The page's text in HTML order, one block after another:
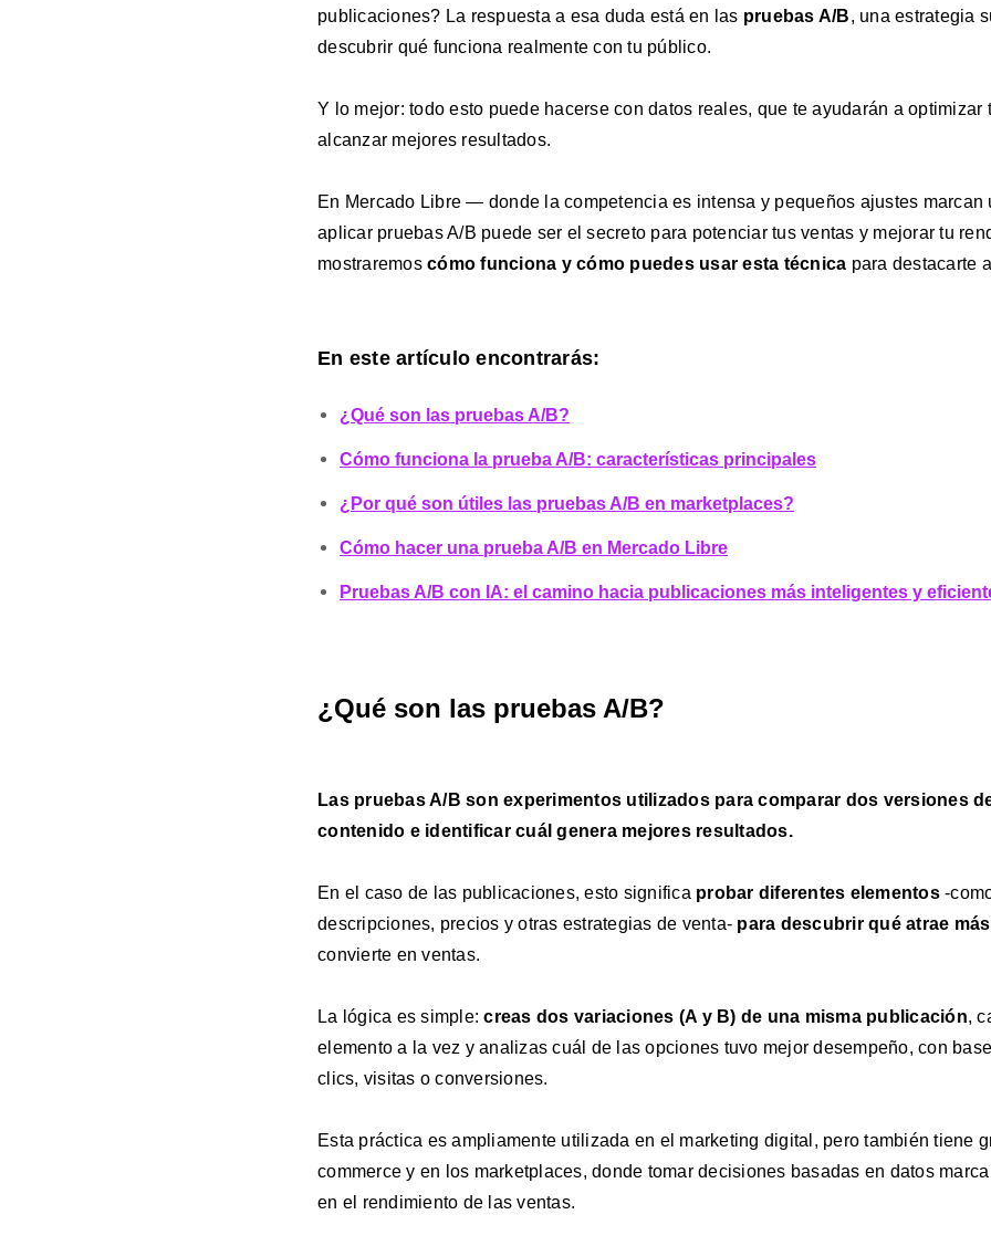
publicaciones? La respuesta a esa duda está en las pruebas A/B, una estrategia
descubrir qué funciona realmente con tu público.
Y lo mejor: todo esto puede hacerse con datos reales, que te ayudarán a optimizar
alcanzar mejores resultados.
En Mercado Libre — donde la competencia es intensa y pequeños ajustes
aplicar pruebas A/B puede ser el secreto para potenciar tus ventas y mejorar tu
mostraremos cómo funciona y cómo puedes usar esta técnica para destacarte
En este artículo encontrarás:
¿Qué son las pruebas A/B?
Cómo funciona la prueba A/B: características principales
¿Por qué son útiles las pruebas A/B en marketplaces?
Cómo hacer una prueba A/B en Mercado Libre
Pruebas A/B con IA: el camino hacia publicaciones más inteligentes y
¿Qué son las pruebas A/B?
Las pruebas A/B son experimentos utilizados para comparar dos versiones
contenido e identificar cuál genera mejores resultados.
En el caso de las publicaciones, esto significa probar diferentes elementos-
descripciones, precios y otras estrategias de venta- para descubrir qué atrae
convierte en ventas.
La lógica es simple:creas dos variaciones (A y B) de una misma publicación,
elemento a la vez y analizas cuál de las opciones tuvo mejor desempeño, con
clics, visitas o conversiones.
Esta práctica es ampliamente utilizada en el marketing digital, pero también tiene
commerce y en los marketplaces, donde tomar decisiones basadas en datos
en el rendimiento de las ventas.